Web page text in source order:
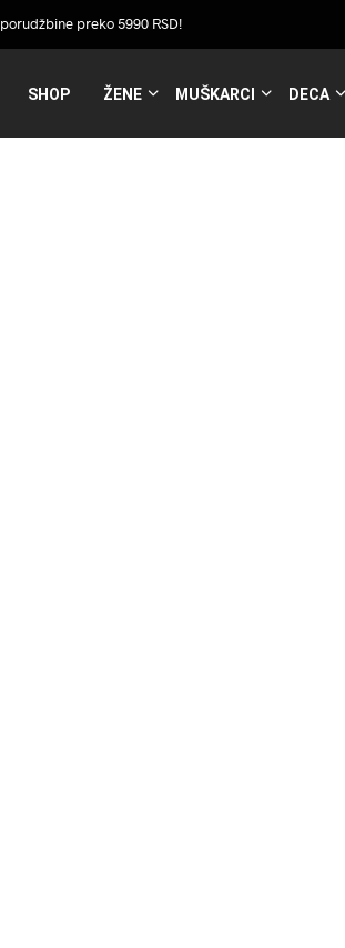
preko 5990 RSD!
SHOP ŽENE MUŠKARCI DECA